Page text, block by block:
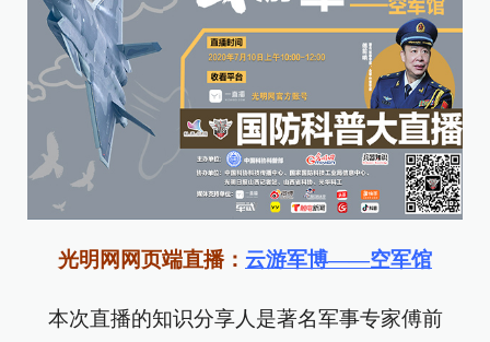
光明网网页端直播： 云游军博——空军馆
本次直播的知识分享人是著名军事专家傅前